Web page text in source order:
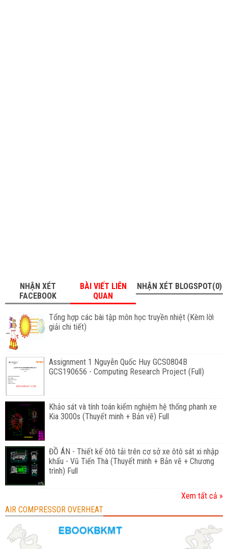
NHẬN XÉT
FACEBOOK
BÀI VIẾT LIÊN
QUAN
NHẬN XÉT BLOGSPOT(0)
Tổng hợp các bài tập môn học truyền nhiệt (Kèm lờì
giải chi tiết)
Assignment 1 Nguyễn Quốc Huy GCS0804B
GCS190656 - Computing Research Project (Full)
Khảo sát và tính toán kiểm nghiệm hệ thống phanh xe
Kia 3000s (Thuyết minh + Bản vẽ) Full
ĐỒ ÁN - Thiết kế ôtô tải trên cơ sở xe ôtô sát xi nhập
khẩu - Vũ Tiến Thà (Thuyết minh + Bản vẽ + Chương
trình) Full
Xem tất cả »
AIR COMPRESSOR OVERHEAT